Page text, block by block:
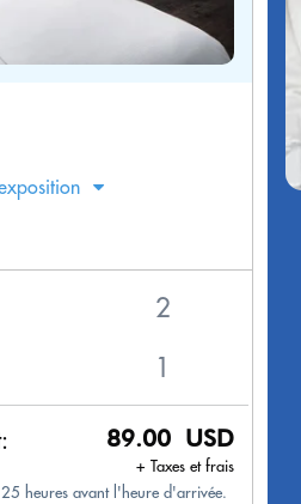
89.00 USD
+ Taxes et frais
heures avant l'heure d'arrivée.